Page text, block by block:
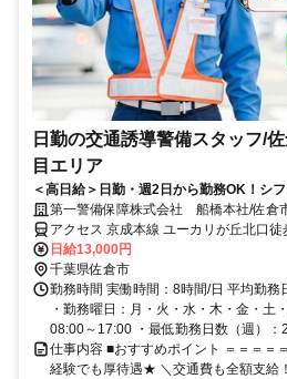
日勤の交通誘導警備スタッフ/
目エリア
＜高日給＞日勤・週2日から勤務OK！シ
未経験歓迎★
第一警備保障株式会社 船橋本社/佐倉
アクセス 京成本線 ユーカリが丘北口
が丘北口徒歩約1分、山万ユーカリが丘
行直帰OK＊交通費全額支給＊
日給13,000円
千葉県佐倉市
勤務時間 実働時間：8時間/日 平均勤務
・勤務曜日：月・火・水・木・金・土
08:00～17:00 ・最低勤務日数（週）
仕事内容 ■おすすめポイント ＝＝＝＝
経験でも厚待遇★ ＼交通費も全額支給